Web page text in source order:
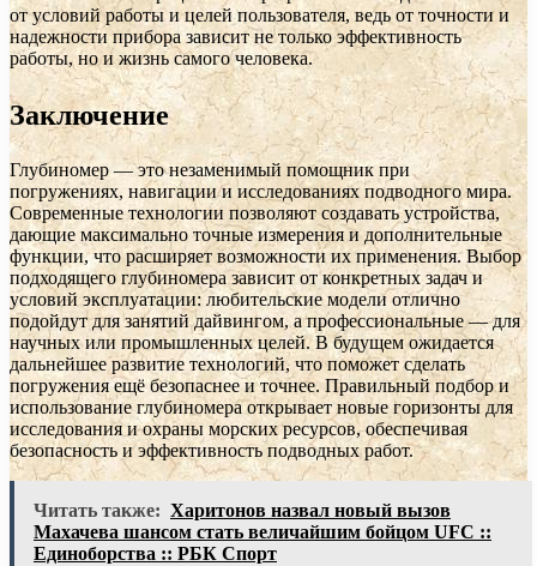
от условий работы и целей пользователя, ведь от точности и
надежности прибора зависит не только эффективность
работы, но и жизнь самого человека.
Заключение
Глубиномер — это незаменимый помощник при
погружениях, навигации и исследованиях подводного мира.
Современные технологии позволяют создавать устройства,
дающие максимально точные измерения и дополнительные
функции, что расширяет возможности их применения. Выбор
подходящего глубиномера зависит от конкретных задач и
условий эксплуатации: любительские модели отлично
подойдут для занятий дайвингом, а профессиональные — для
научных или промышленных целей. В будущем ожидается
дальнейшее развитие технологий, что поможет сделать
погружения ещё безопаснее и точнее. Правильный подбор и
использование глубиномера открывает новые горизонты для
исследования и охраны морских ресурсов, обеспечивая
безопасность и эффективность подводных работ.
Читать также: Харитонов назвал новый вызов
Махачева шансом стать величайшим бойцом UFC ::
Единоборства :: РБК Спорт